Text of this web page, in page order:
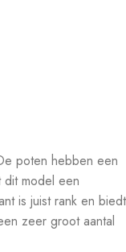
poten hebben een
model een
is juist rank en biedt
zeer groot aantal